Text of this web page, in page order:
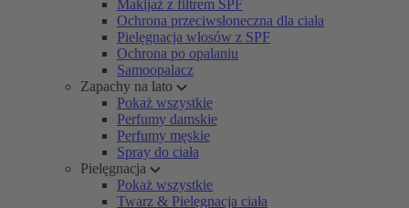
Makijaż z filtrem SPF
Ochrona przeciwsłoneczna dla ciała
Pielęgnacja włosów z SPF
Ochrona po opalaniu
Samoopalacz
Zapachy na lato
Pokaż wszystkie
Perfumy damskie
Perfumy męskie
Spray do ciała
Pielęgnacja
Pokaż wszystkie
Twarz & Pielęgnacja ciała